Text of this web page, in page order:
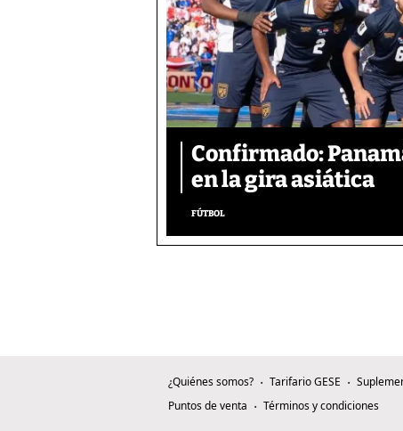
Confirmado:
en la gira asiática
FÚTBOL
¿Quiénes somos? Tarifario GESE
Puntos de venta
Términos y condiciones